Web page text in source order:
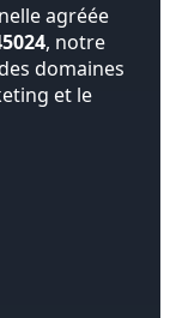
agréée
, notre
domaines
et le